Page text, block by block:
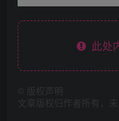
此处
版权声明
文章版权归作者所有，未